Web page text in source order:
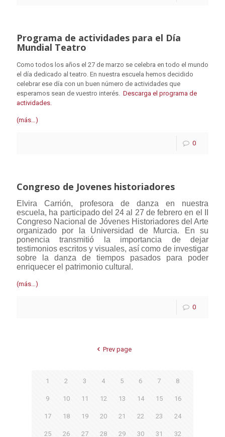
Programa de actividades para el Día
Mundial Teatro
Como todos los años el 27 de marzo se celebra en todo el mundo
el día dedicado al teatro. En nuestra escuela hemos decidido
celebrar ese día con un buen número de actividades que
esperamos sean de vuestro interés. Descarga el programa de
actividades.
(más…)
0
Congreso de Jovenes historiadores
Elvira Carrión, profesora de danza en nuestra
escuela, ha participado del 24 al 27 de febrero en el II
Congreso Nacional de Jóvenes Historiadores del Arte
organizado por la Universidad de Murcia. En su
ponencia transmitió la importancia de dejar
testimonios escritos y visuales, así como de investigar
sobre la danza de tiempos pasados para poder
enriquecer el patrimonio cultural.
(más…)
0
Prev page
1 2 3 4 5 6 7 8
9 10 11 12 13 14 15 16
17 18 19 20 21 22 23 24
25 26 27 28 29 30 31 32